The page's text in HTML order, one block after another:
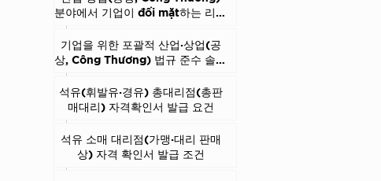
분야에서 기업이 đối mặt하는 리스
기업을 위한 포괄적 산업·상업(공
상, Công Thương) 법규 준수 솔루
석유(휘발유·경유) 총대리점(총판
매대리) 자격확인서 발급 요건
석유 소매 대리점(가맹·대리 판매
상) 자격 확인서 발급 조건